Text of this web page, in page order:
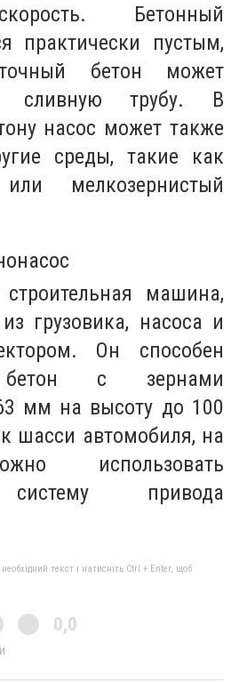
Бетонный
практически пустым,
бетон может
сливную трубу. В
насос может также
среды, такие как
мелкозернистый
машина,
грузовика, насоса и
Он способен
бетон с зернами
мм на высоту до 100
шасси автомобиля, на
использовать
систему привода
текст і натисніть Ctrl + Enter, щоб
0,0